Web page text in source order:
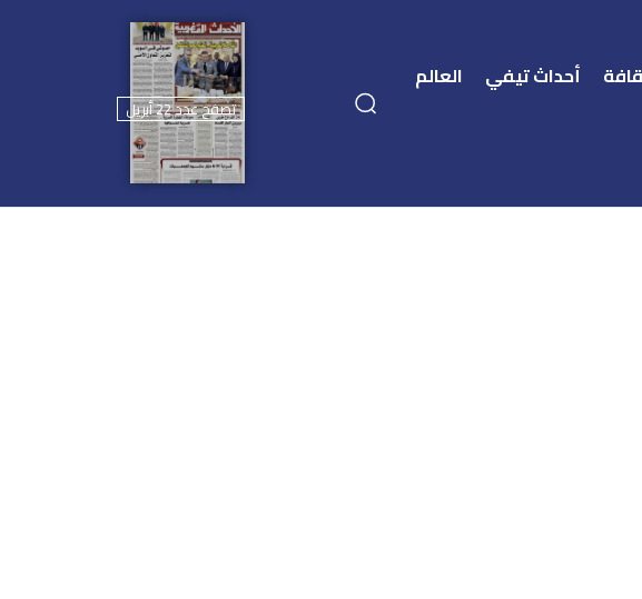
أحداث تيفي
العالم
تصفح عدد 22 أبريل